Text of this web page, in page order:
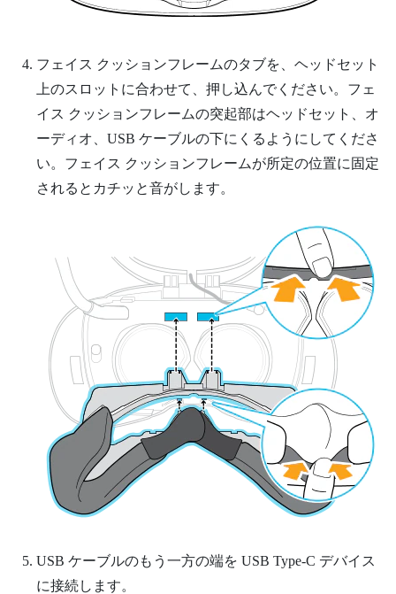
フェイス クッションフレームのタブを、ヘッドセット
上のスロットに合わせて、押し込んでください。フェ
イス クッションフレームの突起部はヘッドセット、オ
ーディオ、USB ケーブルの下にくるようにしてくださ
い。フェイス クッションフレームが所定の位置に固定
されるとカチッと音がします。
USB ケーブルのもう一方の端を USB Type-C デバイス
に接続します。